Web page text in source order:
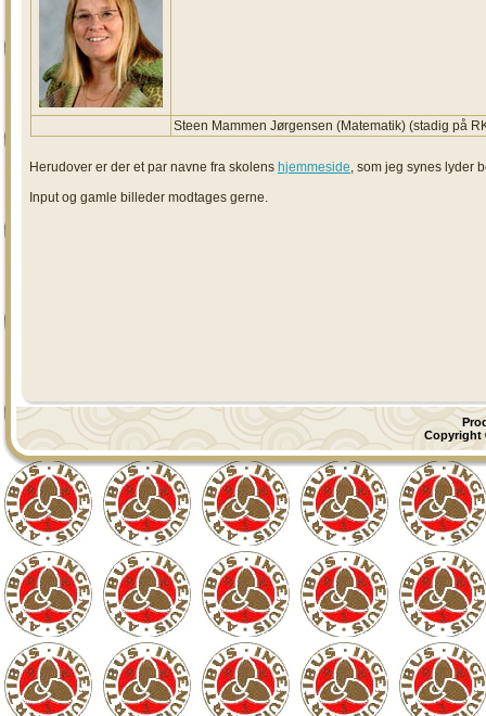
Steen Mammen Jørgensen (Matematik) (stadig på
Herudover er der et par navne fra skolens hjemmeside , som jeg synes lyder
Input og gamle billeder modtages gerne.
Copyright